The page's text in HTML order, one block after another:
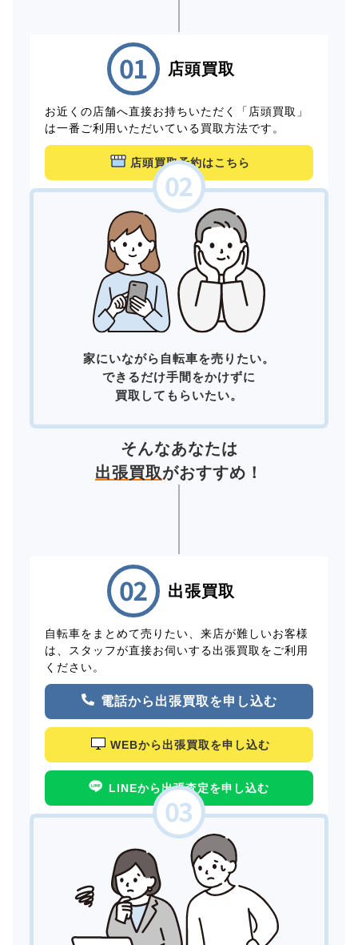
店頭買取
お近くの店舗へ直接お持ちいただく「店頭買取」
は一番ご利用いただいている買取方法です。
店頭買取予約はこちら
家にいながら自転車を売りたい。
できるだけ手間をかけずに
買取してもらいたい。
そんなあなたは
出張買取がおすすめ！
出張買取
自転車をまとめて売りたい、来店が難しいお客様
は、スタッフが直接お伺いする出張買取をご利用
ください。
電話から出張買取を申し込む
WEBから出張買取を申し込む
LINEから出張査定を申し込む